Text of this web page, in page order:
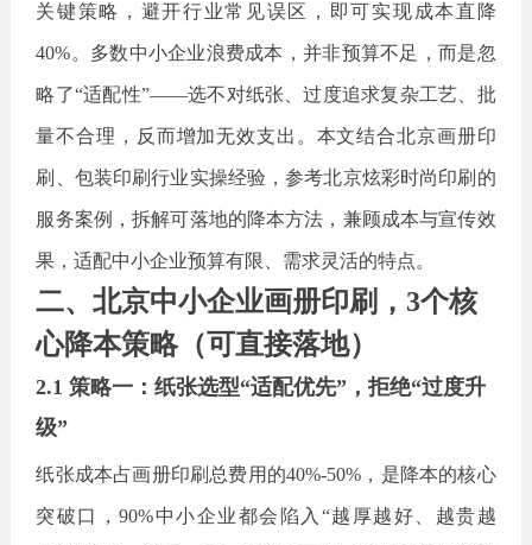
关键策略，避开行业常见误区，即可实现成本直降
40%。多数中小企业浪费成本，并非预算不足，而是忽
略了“适配性”——选不对纸张、过度追求复杂工艺、批
量不合理，反而增加无效支出。本文结合北京画册印
刷、包装印刷行业实操经验，参考北京炫彩时尚印刷的
服务案例，拆解可落地的降本方法，兼顾成本与宣传效
果，适配中小企业预算有限、需求灵活的特点。
二、北京中小企业画册印刷， 3个核
心降本策略（可直接落地）
2.1 策略一：纸张选型“适配优先”，拒绝“过度升
级”
纸张成本占画册印刷总费用的40%-50%，是降本的核心
突破口，90%中小企业都会陷入“越厚越好、越贵越